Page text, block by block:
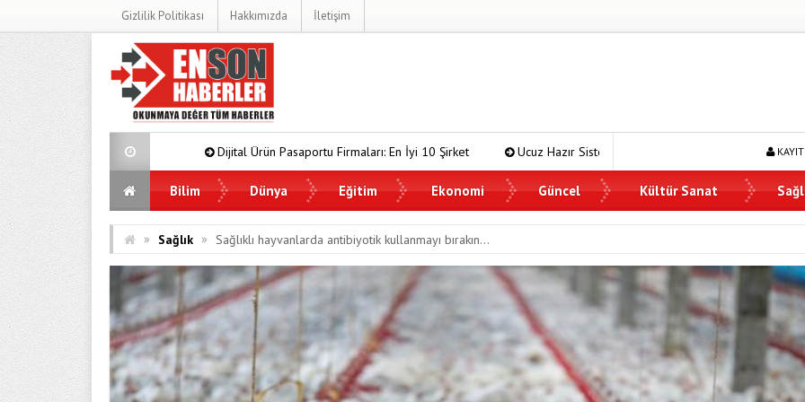
Gizlilik Politikası Hakkımızda İletişim
Dijital Ürün Pasaportu Firmaları: En İyi 10 Şirket Ucuz Hazır Sistem ile İşletme Maliyetlerinizi Düşürün
Bilim Dünya Eğitim Ekonomi Güncel Kültür Sanat
» Sağlık » Sağlıklı hayvanlarda antibiyotik kullanmayı bırakın…